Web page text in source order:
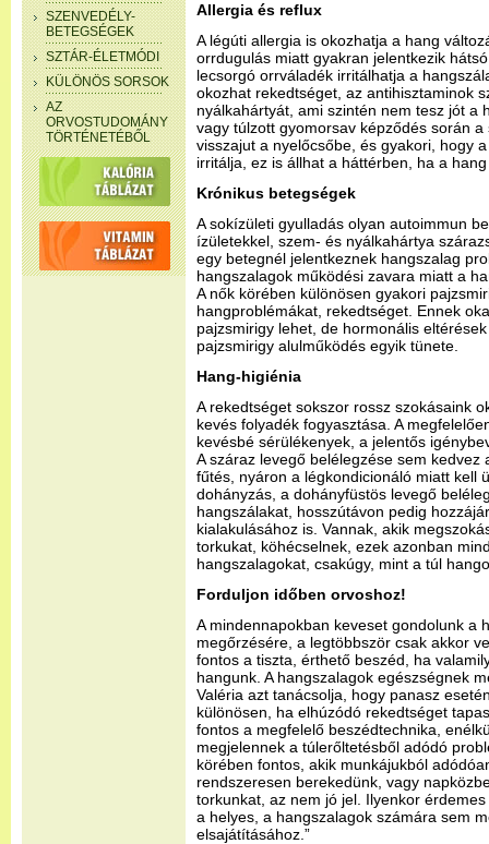
SZENVEDÉLY-
BETEGSÉGEK
SZTÁR-ÉLETMÓDI
KÜLÖNÖS SORSOK
AZ
ORVOSTUDOMÁNY
TÖRTÉNETÉBŐL
Allergia és reflux
A légúti allergia is okozhatja a hang
orrdugulás miatt gyakran jelentkezik
lecsorgó orrváladék irritálhatja a
okozhat rekedtséget, az antihisztaminok
nyálkahártyát, ami szintén nem tesz jót a
vagy túlzott gyomorsav képződés során
visszajut a nyelőcsőbe, és gyakori, hogy
irritálja, ez is állhat a háttérben, ha a
Krónikus betegségek
A sokízületi gyulladás olyan autoimmun
ízületekkel, szem- és nyálkahártya
egy betegnél jelentkeznek hangszalag
hangszalagok működési zavara miatt a
A nők körében különösen gyakori
hangproblémákat, rekedtséget. Ennek
pajzsmirigy lehet, de hormonális
pajzsmirigy alulműködés egyik tünete.
Hang-higiénia
A rekedtséget sokszor rossz szokásaink
kevés folyadék fogyasztása. A
kevésbé sérülékenyek, a jelentős
A száraz levegő belélegzése sem kedvez
fűtés, nyáron a légkondicionáló miatt kell
dohányzás, a dohányfüstös levegő
hangszálakat, hosszútávon pedig
kialakulásához is. Vannak, akik
torkukat, köhécselnek, ezek azonban
hangszalagokat, csakúgy, mint a túl
Forduljon időben orvoshoz!
A mindennapokban keveset gondolunk a
megőrzésére, a legtöbbször csak akkor
fontos a tiszta, érthető beszéd, ha
hangunk. A hangszalagok egészségnek
Valéria azt tanácsolja, hogy panasz
különösen, ha elhúzódó rekedtséget
fontos a megfelelő beszédtechnika,
megjelennek a túlerőltetésből adódó
körében fontos, akik munkájukból
rendszeresen berekedünk, vagy
torkunkat, az nem jó jel. Ilyenkor
a helyes, a hangszalagok számára sem
elsajátításához.”